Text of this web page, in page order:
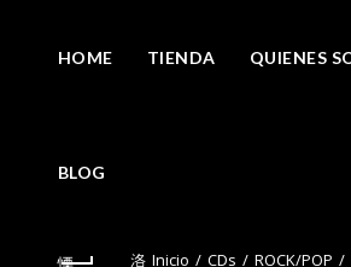
HOME TIENDA QUIENES
BLOG
Inicio CDs ROCK/POP